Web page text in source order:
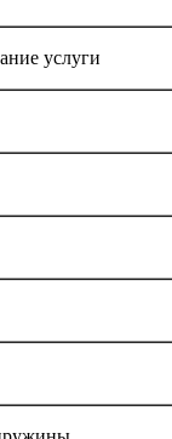
услуги